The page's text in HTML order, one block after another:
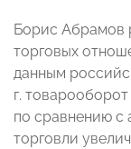
Борис Абрамов
торговых
данным
г.
по сравнению с
торговли